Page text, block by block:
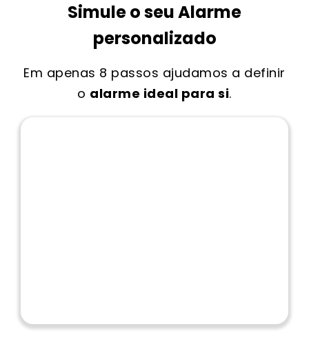
Simule o seu Alarme
personalizado
Em apenas 8 passos ajudamos a definir
o alarme ideal para si.